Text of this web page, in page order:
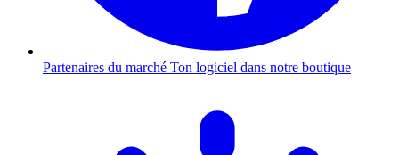
Partenaires du marché Ton logiciel dans notre boutique